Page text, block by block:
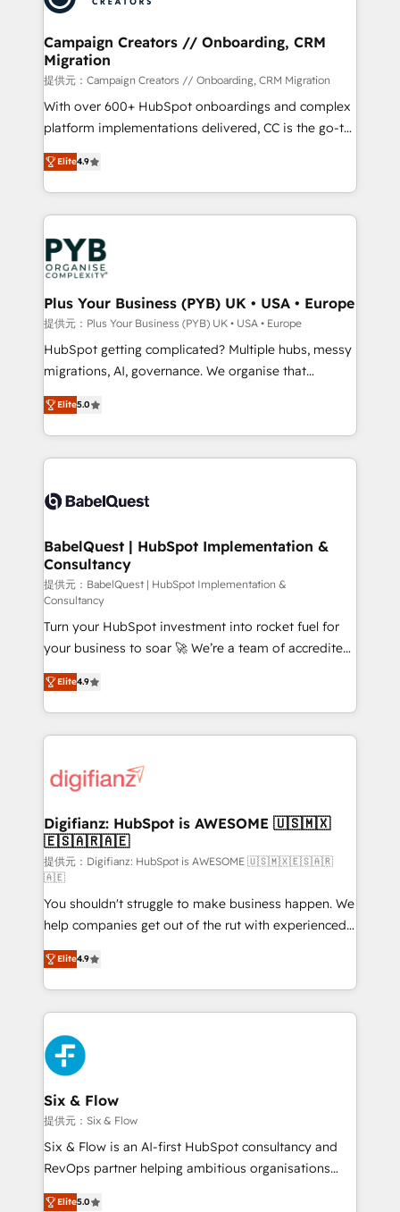
and manufacturers since 2002, we are committed to
empowering our clients and developing their
autonomy. Get to grips with HubSpot through
guided implementation and seamless integration of
the CRM platform into your digital ecosystem. Would
you like support in deploying your inbound
to your needs and sales objectives. With 125+
certifications, we are part of the most certified
services are offered in both English & French.
Campaign Creators // Onboarding, CRM
Migration
提供元：Campaign Creators // Onboarding, CRM Migration
With over 600+ HubSpot onboardings and complex
platform implementations delivered, CC is the go-to
Elite Solutions Partner for businesses ready to
migrate, replatform, and scale smarter. We specialize
in high-impact CRM and CMS migrations and
onboarding from platforms like Salesforce, NetSuite,
Zoho, Pardot, Marketo, Microsoft Dynamics, Wix,
WordPress and legacy CRMs, turning fragmented
systems into unified, growth-ready HubSpot
architectures that accelerate revenue operations and
performance. - Multi-object CRM migration, cleanup,
and implementation. - Pre-built and custom
integrations across your full tech stack. - Custom
- Dashboards, lifecycle campaigns, and lead
nurturing sequences. - Cross-hub setup across
scalable retainers. Let’s make HubSpot your most
powerful growth engine. Built to convert, scale, and
Elite4.9
Plus Your Business (PYB) UK • USA • Europe
提供元：Plus Your Business (PYB) UK • USA • Europe
HubSpot getting complicated? Multiple hubs, messy
migrations, AI, governance. We organise that
complexity, so your team can put HubSpot to work...
Welcome to our Profile! We help with: • CRM
implementation, reports, workflows, and team
training • CRM migration from Salesforce, Pipedrive,
custom API integrations • AI governance for
Boutique 'Elite' team of 12 • 150+ clients across Sales
Hub, Marketing Hub, Service Hub, Data Hub and
CMS • ISO/IEC 27001:2022, ISO 9001:2015, and ISO
42001:2023 certified - the AI management standard •
GuardHub: our AI governance framework, built on
ISO 42001 Ready for the next step? Click the 👈
'𝗖𝗼𝗻𝘁𝗮𝗰𝘁 𝗯𝘂𝘀𝗶𝗻𝗲𝘀𝘀' button to get in touch (𝘸𝘦'𝘳𝘦
𝘴𝘶𝘱𝘦𝘳 𝘳𝘦𝘴𝘱𝘰𝘯𝘴𝘪𝘷𝘦)
Elite5.0
BabelQuest | HubSpot Implementation &
Consultancy
提供元：BabelQuest | HubSpot Implementation &
Consultancy
Turn your HubSpot investment into rocket fuel for
your business to soar 🚀 We’re a team of accredited
HubSpot experts ready to help you. We can
implement the platform into complex business
environments, optimise what you've got and make
sure you can actually use it, build your website in
for you and execute it on HubSpot. We are on the
framework, meaning we've been accredited by
HubSpot and vetted by the CCS, which means we
can support public sector companies as well the
other ones listed in our profile. Our services: -
HubSpot implementation - HubSpot CMS website
build We can do lots of things. But everything we do
is there for you to: - Grow revenue, and run your
business more efficiently - Build stronger
relationships with customers - Make better
decisions with data - Find a new voice and reach
more people - Get the most out of your HubSpot
investment
Elite4.9
Digifianz: HubSpot is AWESOME 🇺🇸🇲🇽
🇪🇸🇦🇷🇦🇪
提供元：Digifianz: HubSpot is AWESOME 🇺🇸🇲🇽🇪🇸🇦🇷
🇦🇪
You shouldn't struggle to make business happen. We
help companies get out of the rut with experienced,
process-oriented teams implementing HubSpot
Marketing, Sales, Service, CMS and Operations Hub,
so selling and actually engaging with your customers
feels easy and pain-free. We are a top ranked
HubSpot Elite Partner, winner of Rookie of the Year
and Customer First Awards, 4.9/5 rating in HubSpot
Reviews and 4.9/5 rating in Clutch Reviews. Digifianz
helps the following industries: logistics & 3PL, home
improvement & construction, branding and
commercialization, real estate, health, education,
SaaS, Software Dev & IT and consulting, make the
the United States, EU, UAE, Mexico and Latin
Elite4.9
Six & Flow
提供元：Six & Flow
Six & Flow is an AI-first HubSpot consultancy and
RevOps partner helping ambitious organisations
grow with clarity, confidence, and intelligence.
Elite5.0